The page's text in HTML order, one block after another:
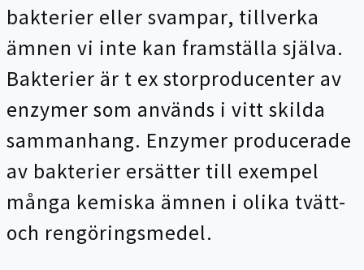
bakterier eller svampar, tillverka
ämnen vi inte kan framställa själva.
Bakterier är t ex storproducenter av
enzymer som används i vitt skilda
sammanhang. Enzymer producerade
av bakterier ersätter till exempel
många kemiska ämnen i olika tvätt-
och rengöringsmedel.